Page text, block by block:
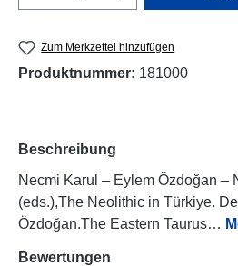
Zum Merkzettel hinzufügen
Produktnummer: 181000
Beschreibung
Necmi Karul – Eylem Özdoğan –
(eds.),The Neolithic in Türkiye.
Özdoğan.The Eastern Taurus…
Bewertungen